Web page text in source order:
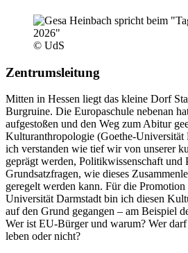
© UdS
Zentrumsleitung
Mitten in Hessen liegt das kleine Dorf
Burgruine. Die Europaschule nebenan
aufgestoßen und den Weg zum Abitur
Kulturanthropologie (Goethe-Universität
ich verstanden wie tief wir von unserer
geprägt werden, Politikwissenschaft und
Grundsatzfragen, wie dieses
geregelt werden kann. Für die Promotion
Universität Darmstadt bin ich diesen
auf den Grund gegangen – am Beispiel
Wer ist EU-Bürger und warum? Wer
leben oder nicht?